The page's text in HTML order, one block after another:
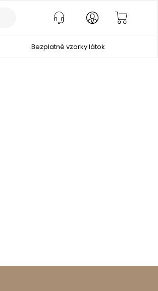
Bezplatné vzorky látok